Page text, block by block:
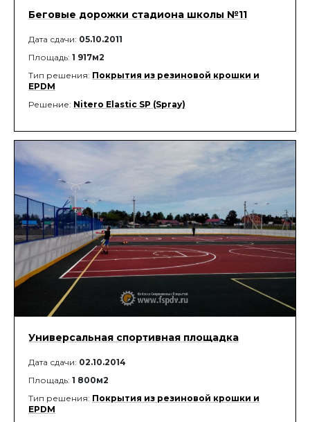
Беговые дорожки стадиона школы №11
Дата сдачи: 05.10.2011
Площадь: 1 917м2
Тип решения: Покрытия из резиновой крошки и
EPDM
Решение: Nitero Elastic SP (Spray)
Универсальная спортивная площадка
Дата сдачи: 02.10.2014
Площадь: 1 800м2
Тип решения: Покрытия из резиновой крошки и
EPDM